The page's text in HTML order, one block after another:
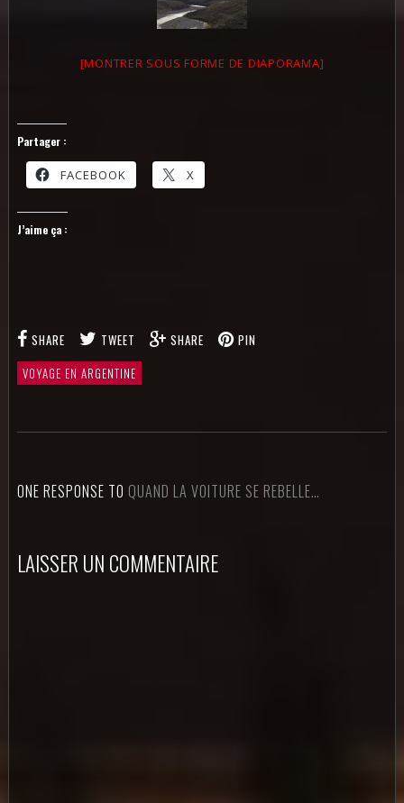
[MONTRER SOUS FORME DE DIAPORAMA]
Partager :
FACEBOOK X
J’aime ça :
SHARE TWEET SHARE
PIN
VOYAGE EN ARGENTINE
ONE RESPONSE TO QUAND LA VOITURE SE REBELLE…
LAISSER UN COMMENTAIRE